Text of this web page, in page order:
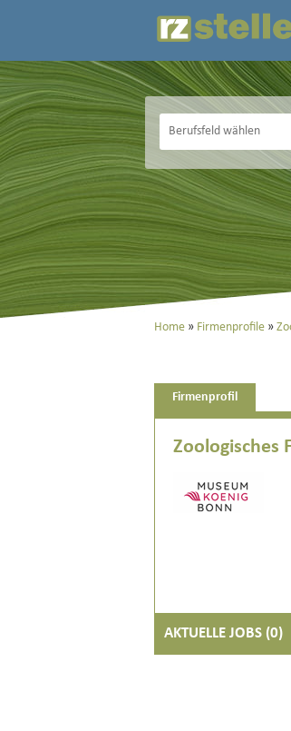
Home Firmenprofile
Firmenprofil
Zoologisches
AKTUELLE JOBS (0)